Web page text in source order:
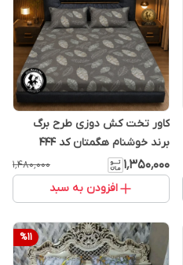
کاور تخت کش دوزی طرح برگ
برند خوشنام هگمتان کد 444
۱٬۳۵۰٬۰۰۰ ۱٬۴۸۰٬۰۰۰
افزودن به سبد
%11